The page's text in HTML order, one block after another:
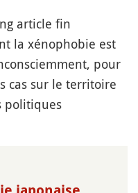
article fin
la xénophobie est
pour
cas sur le territoire
politiques